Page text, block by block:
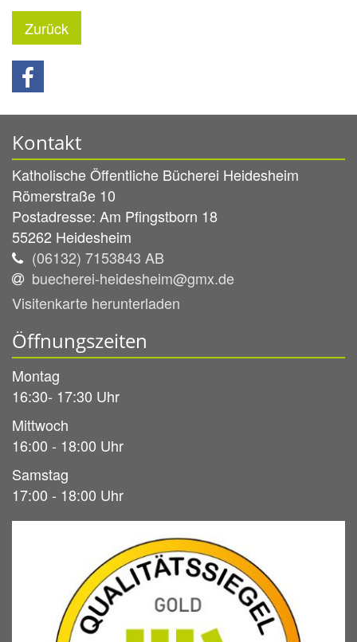
Zurück
Kontakt
Katholische Öffentliche Bücherei Heidesheim
Römerstraße 10
Postadresse: Am Pfingstborn 18
55262 Heidesheim
(06132) 7153843 AB
buecherei-heidesheim@gmx.de
Visitenkarte herunterladen
Öffnungszeiten
Montag
16:30- 17:30 Uhr
Mittwoch
16:00 - 18:00 Uhr
Samstag
17:00 - 18:00 Uhr